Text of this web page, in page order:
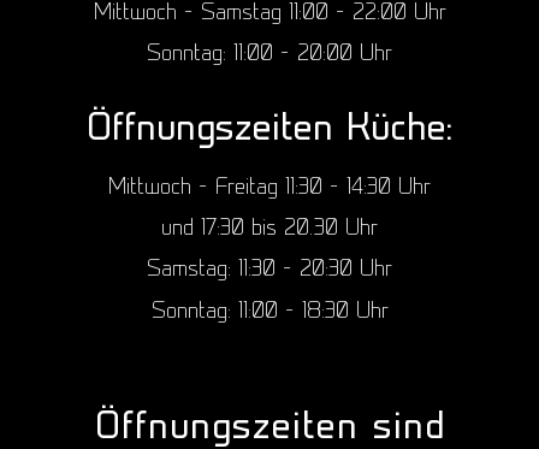
Mittwoch – Samstag 11:00 – 22:00 Uhr
Sonntag: 11:00 – 20:00 Uhr
Öffnungszeiten Küche:
Mittwoch – Freitag 11:30 – 14:30 Uhr
und 17:30 bis 20.30 Uhr
Samstag: 11:30 – 20:30 Uhr
Sonntag: 11:00 – 18:30 Uhr
Öffnungszeiten sind